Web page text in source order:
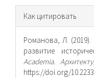
о статье
Как цитировать
Романова, Л. (2019).
развитие
Academia.
https://doi.org/